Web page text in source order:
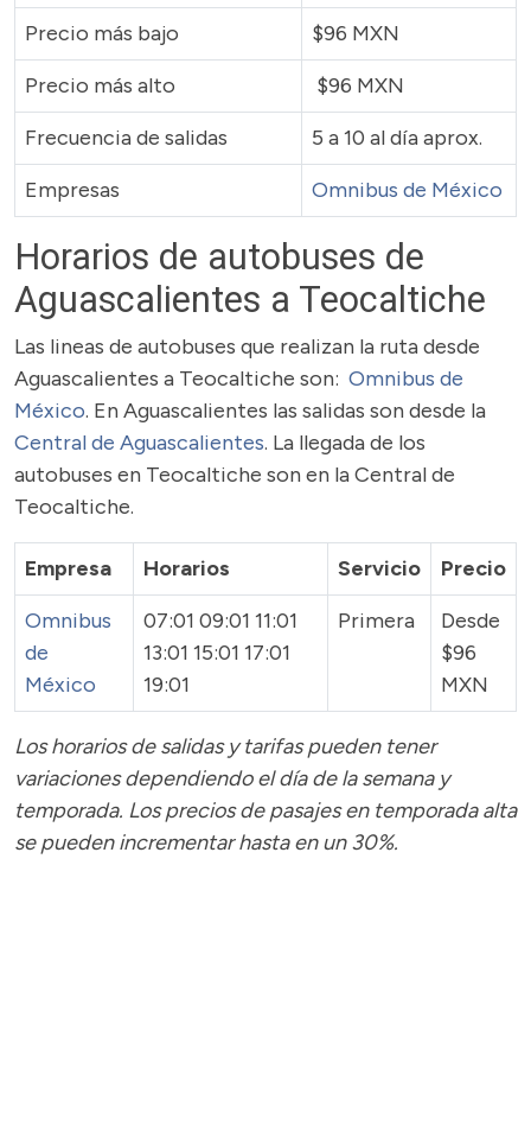
Precio más bajo
$96 MXN
Precio más alto
$96 MXN
Frecuencia de salidas
5 a 10 al día aprox.
Empresas
Omnibus de México
Horarios de autobuses de
Aguascalientes a Teocaltiche
Las lineas de autobuses que realizan la ruta desde
Aguascalientes a Teocaltiche son: Omnibus de
México. En Aguascalientes las salidas son desde la
Central de Aguascalientes. La llegada de los
autobuses en Teocaltiche son en la Central de
Teocaltiche.
Empresa Horarios Servicio
Precio
Omnibus
de
México
07:01 09:01 11:01
13:01 15:01 17:01
19:01
Primera
Desde
$96
MXN
Los horarios de salidas y tarifas pueden tener
variaciones dependiendo el día de la semana y
temporada. Los precios de pasajesen temporada alta
se pueden incrementar hasta en un 30%.